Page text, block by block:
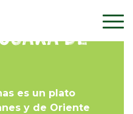
de
es un plato
y de Oriente